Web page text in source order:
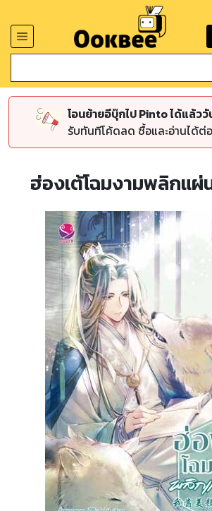
โอนย้ายอีบุ๊กไป Pinto ได้แล้ว
รับทันทีโค้ดลด ซื้อและอ่านได้ต่
ฮ่องเต้โฉมงามพลิกแผ่